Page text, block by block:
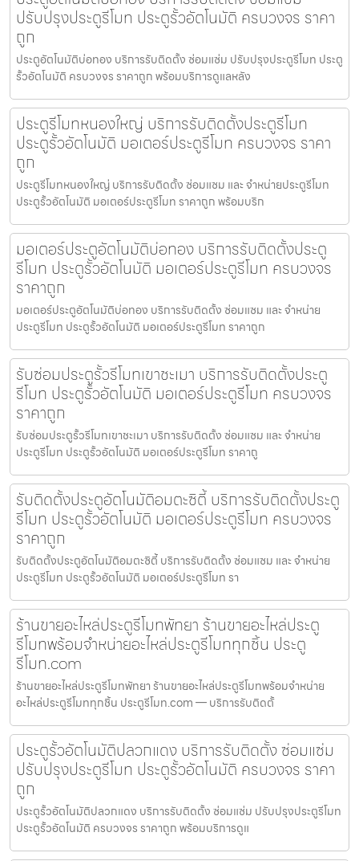
ปรับปรุงประตูรีโมท ประตูรั้วอัตโนมัติ ครบวงจร ราคา
ถูก
ประตูอัตโนมัติบ่อทอง บริการรับติดตั้ง ซ่อมแซ่ม ปรับปรุงประตูรีโมท ประตู
รั้วอัตโนมัติ ครบวงจร ราคาถูก พร้อมบริการดูแลหลัง
ประตูรีโมทหนองใหญ่ บริการรับติดตั้งประตูรีโมท
ประตูรั้วอัตโนมัติ มอเตอร์ประตูรีโมท ครบวงจร ราคา
ถูก
ประตูรีโมทหนองใหญ่ บริการรับติดตั้ง ซ่อมแซม และ จำหน่ายประตูรีโมท
ประตูรั้วอัตโนมัติ มอเตอร์ประตูรีโมท ราคาถูก พร้อมบริก
มอเตอร์ประตูอัตโนมัติบ่อทอง บริการรับติดตั้งประตู
รีโมท ประตูรั้วอัตโนมัติ มอเตอร์ประตูรีโมท ครบวงจร
ราคาถูก
มอเตอร์ประตูอัตโนมัติบ่อทอง บริการรับติดตั้ง ซ่อมแซม และ จำหน่าย
ประตูรีโมท ประตูรั้วอัตโนมัติ มอเตอร์ประตูรีโมท ราคาถูก
รับซ่อมประตูรั้วรีโมทเขาชะเมา บริการรับติดตั้งประตู
รีโมท ประตูรั้วอัตโนมัติ มอเตอร์ประตูรีโมท ครบวงจร
ราคาถูก
รับซ่อมประตูรั้วรีโมทเขาชะเมา บริการรับติดตั้ง ซ่อมแซม และ จำหน่าย
ประตูรีโมท ประตูรั้วอัตโนมัติ มอเตอร์ประตูรีโมท ราคาถู
รับติดตั้งประตูอัตโนมัติอมตะซิตี้ บริการรับติดตั้งประตู
รีโมท ประตูรั้วอัตโนมัติ มอเตอร์ประตูรีโมท ครบวงจร
ราคาถูก
รับติดตั้งประตูอัตโนมัติอมตะซิตี้ บริการรับติดตั้ง ซ่อมแซม และ จำหน่าย
ประตูรีโมท ประตูรั้วอัตโนมัติ มอเตอร์ประตูรีโมท รา
ร้านขายอะไหล่ประตูรีโมทพัทยา ร้านขายอะไหล่ประตู
รีโมทพร้อมจำหน่ายอะไหล่ประตูรีโมททุกชิ้น ประตู
รีโมท.com
ร้านขายอะไหล่ประตูรีโมทพัทยา ร้านขายอะไหล่ประตูรีโมทพร้อมจำหน่าย
อะไหล่ประตูรีโมททุกชิ้น ประตูรีโมท.com — บริการรับติดตั้
ประตูรั้วอัตโนมัติปลวกแดง บริการรับติดตั้ง ซ่อมแซ่ม
ปรับปรุงประตูรีโมท ประตูรั้วอัตโนมัติ ครบวงจร ราคา
ถูก
ประตูรั้วอัตโนมัติปลวกแดง บริการรับติดตั้ง ซ่อมแซ่ม ปรับปรุงประตูรีโมท
ประตูรั้วอัตโนมัติ ครบวงจร ราคาถูก พร้อมบริการดูแ